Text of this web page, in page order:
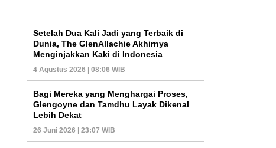
Setelah Dua Kali Jadi yang Terbaik di
Dunia, The GlenAllachie Akhirnya
Menginjakkan Kaki di Indonesia
4 Agustus 2026 | 08:06 WIB
Bagi Mereka yang Menghargai Proses,
Glengoyne dan Tamdhu Layak Dikenal
Lebih Dekat
26 Juni 2026 | 23:07 WIB